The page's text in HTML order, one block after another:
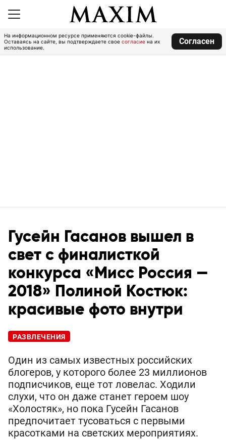
На информационном ресурсе применяются cookie-файлы.
Оставаясь на сайте, вы подтверждаете свое согласие на их
использование.
Согласен
Гусейн Гасанов вышел в
свет с финалисткой
конкурса «Мисс Россия —
2018» Полиной Костюк:
красивые фото внутри
РАЗВЛЕЧЕНИЯ
Один из самых известных российских
блогеров, у которого более 23 миллионов
подписчиков, еще тот ловелас. Ходили
слухи, что он даже станет героем шоу
«Холостяк», но пока Гусейн Гасанов
предпочитает тусоваться с первыми
красотками на светских мероприятиях.